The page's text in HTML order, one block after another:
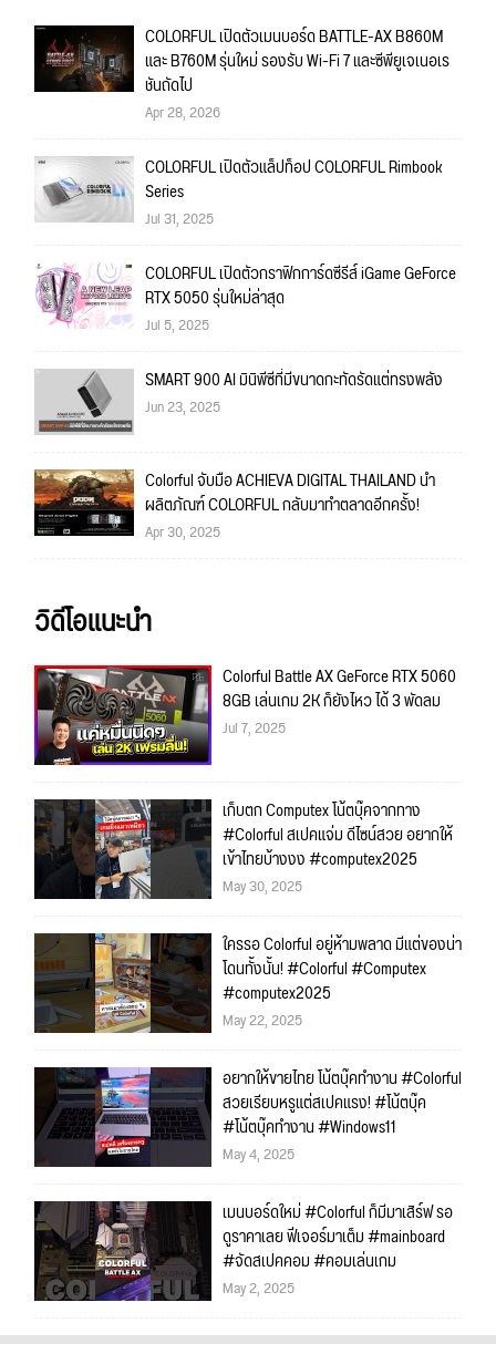
COLORFUL เปิดตัวเมนบอร์ด BATTLE-AX B860M
และ B760M รุ่นใหม่ รองรับ Wi-Fi 7 และซีพียูเจเนอเร
ชันถัดไป
Apr 28, 2026
COLORFUL เปิดตัวแล็ปท็อป COLORFUL Rimbook
Series
Jul 31, 2025
COLORFUL เปิดตัวกราฟิกการ์ดซีรีส์ iGame GeForce
RTX 5050 รุ่นใหม่ล่าสุด
Jul 5, 2025
SMART 900 AI มินิพีซีที่มีขนาดกะทัดรัดแต่ทรงพลัง
Jun 23, 2025
Colorful จับมือ ACHIEVA DIGITAL THAILAND นำ
ผลิตภัณฑ์ COLORFUL กลับมาทำตลาดอีกครั้ง!
Apr 30, 2025
วิดีโอแนะนำ
Colorful Battle AX GeForce RTX 5060
8GB เล่นเกม 2K ก็ยังไหว ได้ 3 พัดลม
Jul 7, 2025
เก็บตก Computex โน้ตบุ๊คจากทาง
#Colorful สเปคแจ่ม ดีไซน์สวย อยากให้
เข้าไทยบ้างงง #computex2025
May 30, 2025
ใครรอ Colorful อยู่ห้ามพลาด มีแต่ของน่า
โดนทั้งนั้น! #Colorful #Computex
#computex2025
May 22, 2025
อยากให้ขายไทย โน้ตบุ๊คทำงาน #Colorful
สวยเรียบหรูแต่สเปคแรง! #โน้ตบุ๊ค
#โน้ตบุ๊คทำงาน #Windows11
May 4, 2025
เมนบอร์ดใหม่ #Colorful ก็มีมาเสิร์ฟ รอ
ดูราคาเลย ฟีเจอร์มาเต็ม #mainboard
#จัดสเปคคอม #คอมเล่นเกม
May 2, 2025